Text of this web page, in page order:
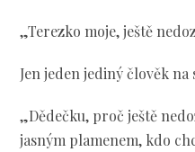
„Terezko moje, ještě
Jen jeden jediný člověk
„Dědečku, proč ještě
jasným plamenem, kdo